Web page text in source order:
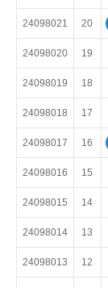
24098021 20
24098020 19
24098019 18
24098018 17
24098017 16
24098016 15
24098015 14
24098014 13
24098013 12